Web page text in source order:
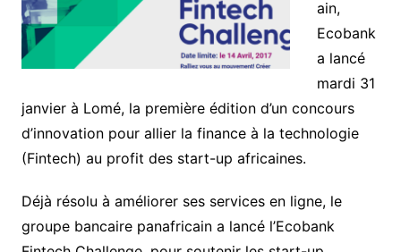
ain,
Ecobank
a lancé
mardi 31
janvier à Lomé, la première édition d’un concours
d’innovation pour allier la finance à la technologie
(Fintech) au profit des start-up africaines.
Déjà résolu à améliorer ses services en ligne, le
groupe bancaire panafricain a lancé l’Ecobank